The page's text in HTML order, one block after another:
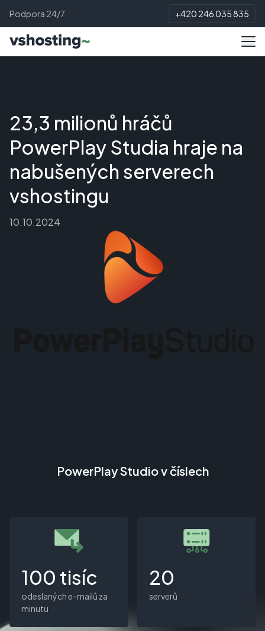
Podpora 24/7 +420 246 035 835
23,3 milionů hráčů
PowerPlay Studia hraje na
nabušených serverech
vshostingu
10.10.2024
PowerPlay Studio v číslech
100 tisíc
odeslaných e-mailů za
minutu
20
serverů